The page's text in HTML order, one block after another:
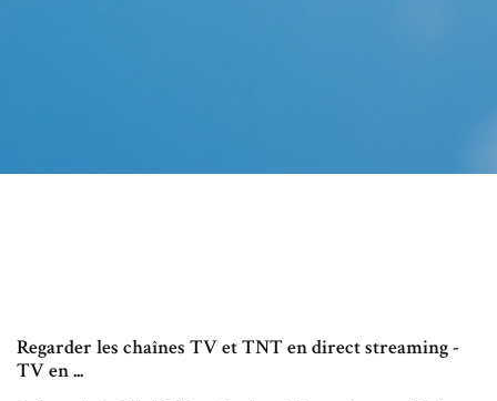
Regarder les chaînes TV et TNT en direct streaming -
TV en ...